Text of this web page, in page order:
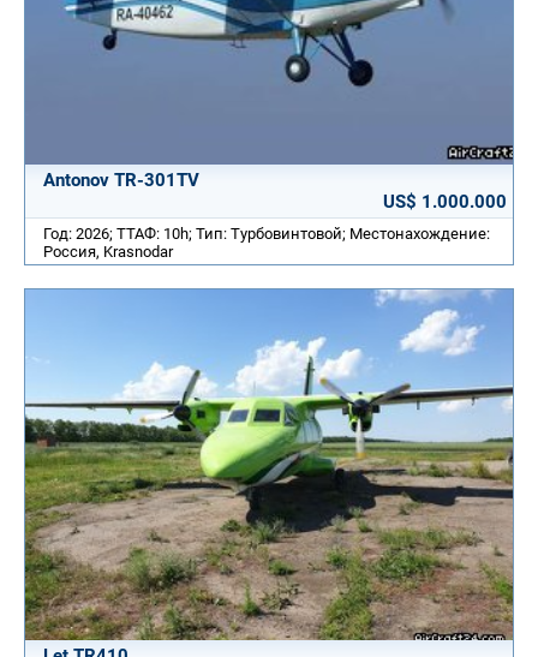
Antonov TR-301TV
US$ 1.000.000
Год: 2026; ТТАФ: 10h; Тип: Турбовинтовой; Местонахождение:
Россия, Krasnodar